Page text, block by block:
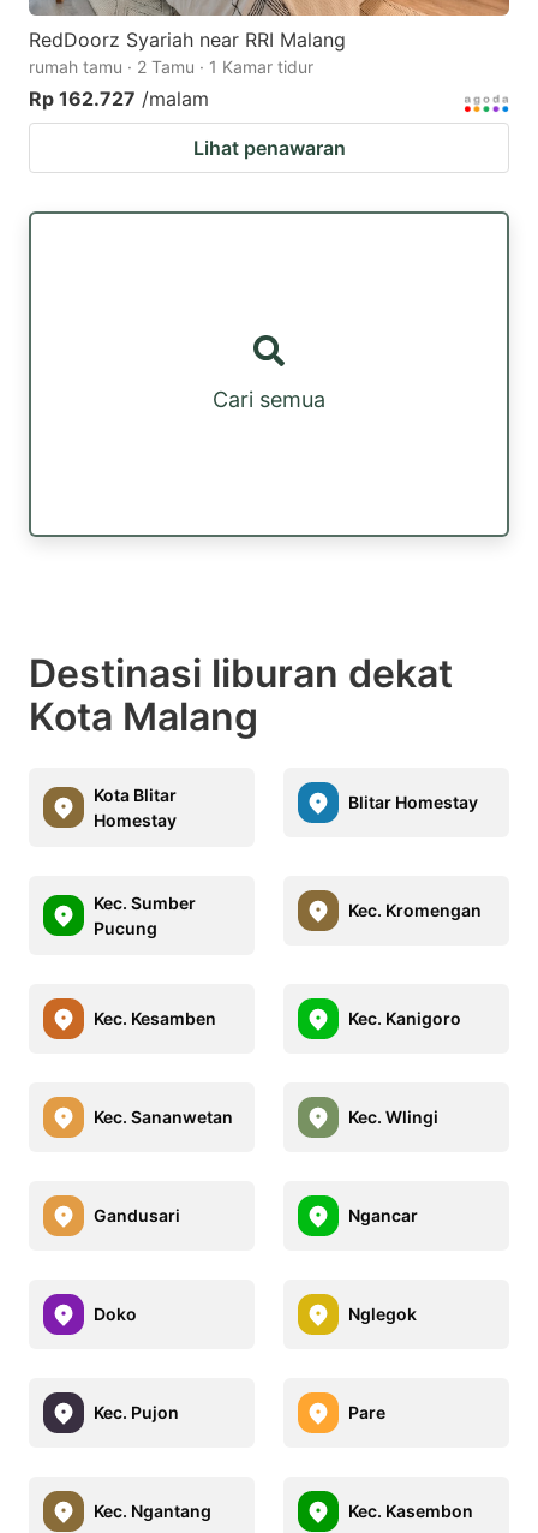
RedDoorz Syariah near RRI Malang
rumah tamu · 2 Tamu · 1 Kamar tidur
Rp 162.727 /malam
Lihat penawaran
Cari semua
Destinasi liburan dekat
Kota Malang
Kota Blitar
Homestay
Blitar Homestay
Kec. Sumber
Pucung
Kec. Kromengan
Kec. Kesamben Kec. Kanigoro
Kec. Sananwetan Kec. Wlingi
Gandusari Ngancar
Doko Nglegok
Kec. Pujon Pare
Kec. Ngantang Kec. Kasembon